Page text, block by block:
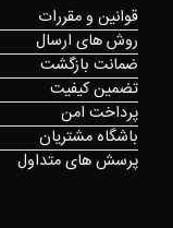
قوانین و مقررات
روش های ارسال
ضمانت بازگشت
تضمین کیفیت
پرداخت امن
باشگاه مشتریان
پرسش های متداول